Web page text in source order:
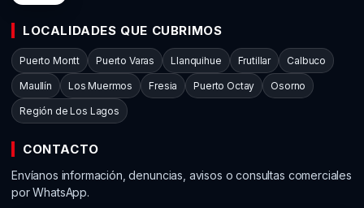
LOCALIDADES QUE CUBRIMOS
Puerto Montt Puerto Varas Llanquihue Frutillar Calbuco
Maullín Los Muermos Fresia Puerto Octay Osorno
Región de Los Lagos
CONTACTO
Envíanos información, denuncias, avisos o consultas comerciales
por WhatsApp.